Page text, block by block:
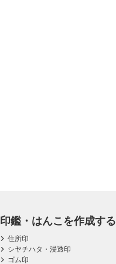
印鑑・はんこを作成する
住所印
シヤチハタ・浸透印
ゴム印